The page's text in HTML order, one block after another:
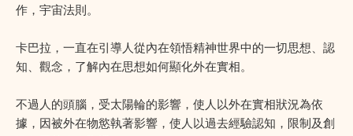
作，宇宙法則。
卡巴拉，一直在引導人從內在領悟精神世界中的一切思想、認
知、觀念，了解內在思想如何顯化外在實相。
不過人的頭腦，受太陽輪的影響，使人以外在實相狀況為依
據，因被外在物慾執著影響，使人以過去經驗認知，限制及創